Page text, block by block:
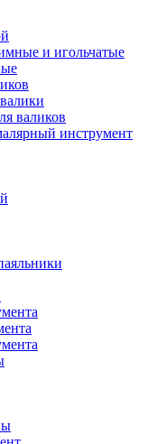
и игольчатые
валиков
инструмент